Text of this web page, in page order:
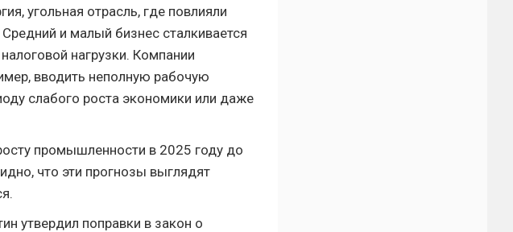
угольная отрасль, где повлияли
и малый бизнес сталкивается
нагрузки. Компании
вводить неполную рабочую
слабого роста экономики или даже
промышленности в 2025 году до
что эти прогнозы выглядят
утвердил поправки в закон о